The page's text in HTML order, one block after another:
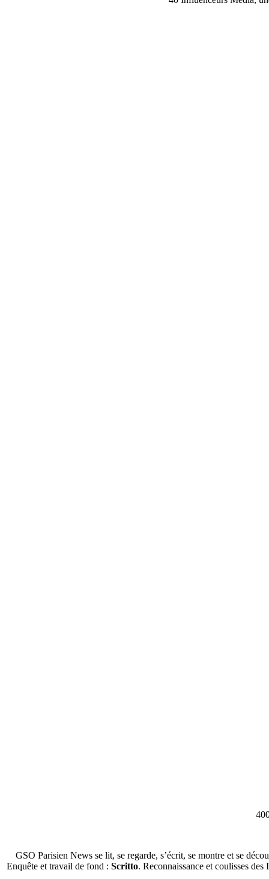
GSO Parisien News se lit, se regarde, s’écrit, se montre et se
Enquête et travail de fond : Scritto. Reconnaissance et coulisses